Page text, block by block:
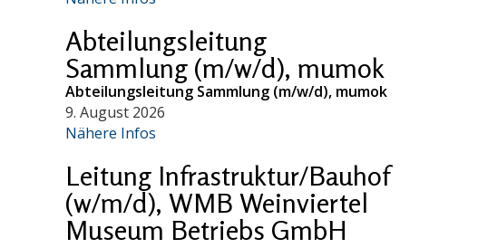
Abteilungsleitung
Sammlung (m/w/d), mumok
Abteilungsleitung Sammlung (m/w/d), mumok
9. August 2026
Nähere Infos
Leitung Infrastruktur/Bauhof
(w/m/d), WMB Weinviertel
Museum Betriebs GmbH